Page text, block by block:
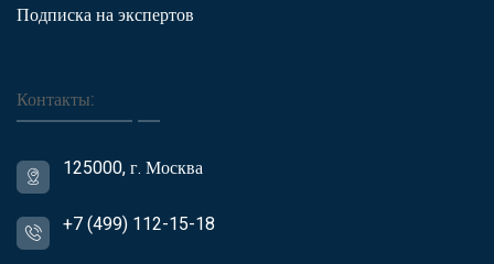
Подписка на экспертов
Контакты:
125000, г. Москва
+7 (499) 112-15-18